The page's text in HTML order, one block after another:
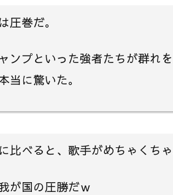
圧巻だ。
ンプといった強者たちが群れ
当に驚いた。
比べると、歌手がめちゃくちゃ
が国の圧勝だｗ